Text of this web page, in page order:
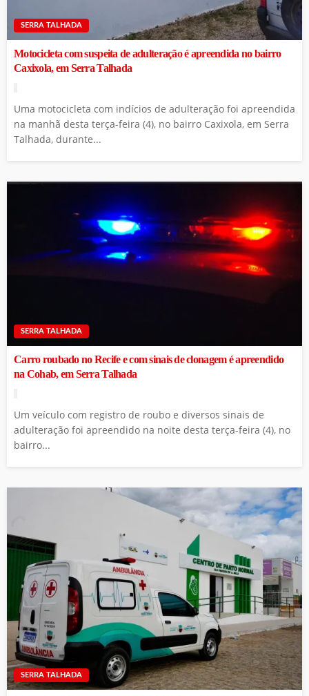
SERRA TALHADA
Motocicleta com suspeita de adulteração é apreendida no bairro
Caxixola, em Serra Talhada
Uma motocicleta com indícios de adulteração foi apreendida
na manhã desta terça-feira (4), no bairro Caxixola, em Serra
Talhada, durante...
SERRA TALHADA
Carro roubado no Recife e com sinais de clonagem é apreendido
na Cohab, em Serra Talhada
Um veículo com registro de roubo e diversos sinais de
adulteração foi apreendido na noite desta terça-feira (4), no
bairro...
SERRA TALHADA